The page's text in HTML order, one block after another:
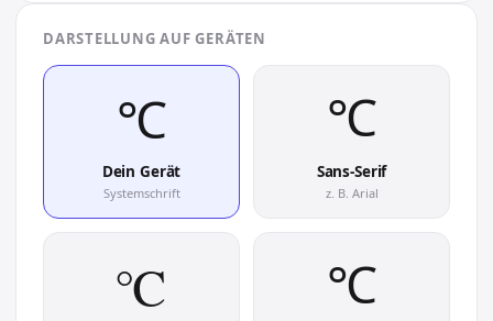
DARSTELLUNG AUF GERÄTEN
℃︎
Dein Gerät
Systemschrift
℃︎
Sans-Serif
z. B. Arial
℃︎ ℃︎